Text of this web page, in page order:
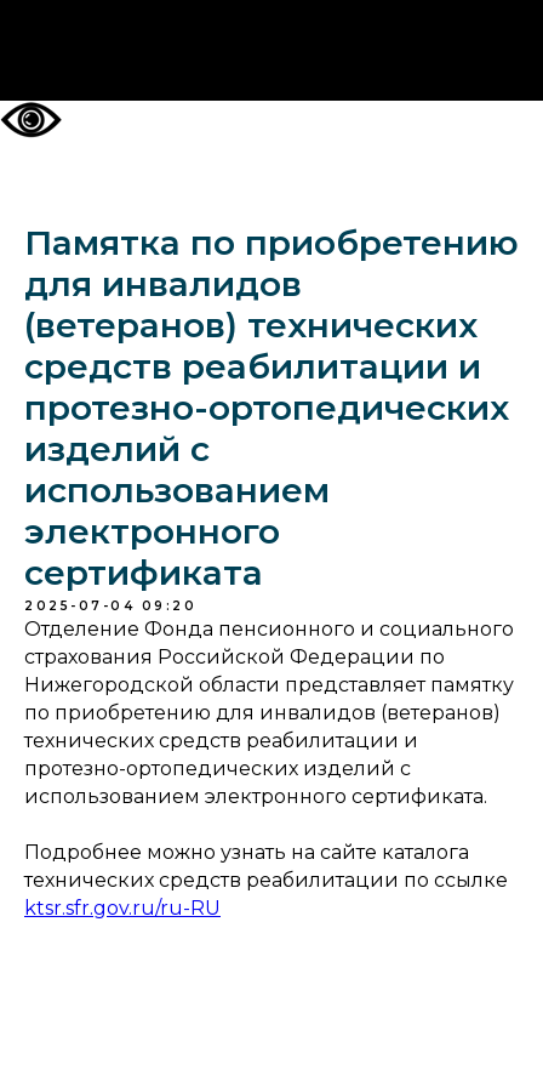
Памятка по приобретению
для инвалидов
(ветеранов) технических
средств реабилитации и
протезно-ортопедических
изделий с
использованием
электронного
сертификата
2025-07-04 09:20
Отделение Фонда пенсионного и социального
страхования Российской Федерации по
Нижегородской области представляет памятку
по приобретению для инвалидов (ветеранов)
технических средств реабилитации и
протезно-ортопедических изделий с
использованием электронного сертификата.
Подробнее можно узнать на сайте каталога
технических средств реабилитации по ссылке
ktsr.sfr.gov.ru/ru-RU